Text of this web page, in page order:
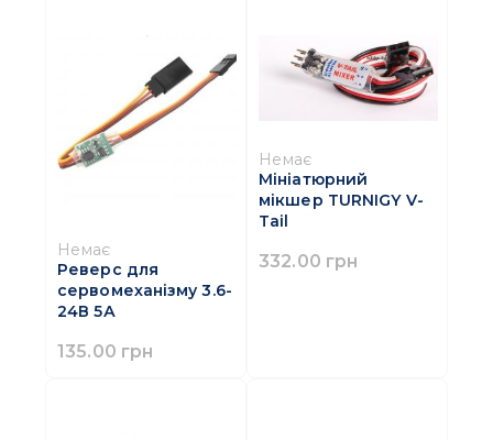
Немає
Реверс для
сервомеханізму 3.6-
24В 5А
135.00 грн
Немає
Мініатюрний
мікшер TURNIGY V-
Tail
332.00 грн